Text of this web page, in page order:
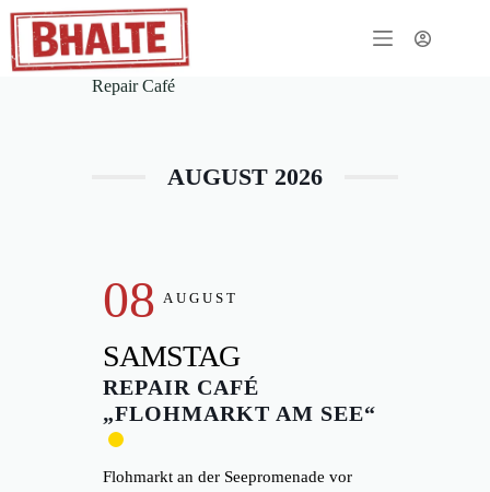
Zum
Inhalt
springen
Repair Café
AUGUST 2026
08 AUGUST
SAMSTAG
REPAIR CAFÉ
„FLOHMARKT AM SEE“
Flohmarkt an der Seepromenade vor